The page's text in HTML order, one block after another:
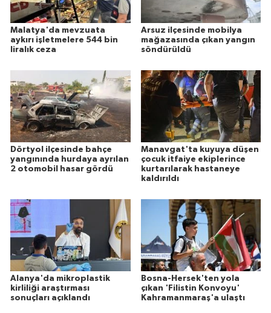
Malatya'da mevzuata
aykırı işletmelere 544 bin
liralık ceza
Arsuz ilçesinde mobilya
mağazasında çıkan yangın
söndürüldü
Dörtyol ilçesinde bahçe
yangınında hurdaya ayrılan
2 otomobil hasar gördü
Manavgat'ta kuyuya düşen
çocuk itfaiye ekiplerince
kurtarılarak hastaneye
kaldırıldı
Alanya'da mikroplastik
kirliliği araştırması
sonuçları açıklandı
Bosna-Hersek'ten yola
çıkan 'Filistin Konvoyu'
Kahramanmaraş'a ulaştı